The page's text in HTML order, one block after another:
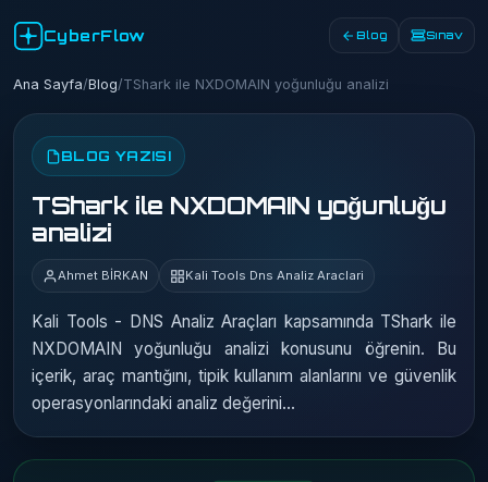
CyberFlow Blog Sınav
Ana Sayfa/Blog/TShark ile NXDOMAIN yoğunluğu analizi
BLOG YAZISI
TShark ile NXDOMAIN yoğunluğu
analizi
Ahmet BİRKAN Kali Tools Dns Analiz Araclari
Kali Tools - DNS Analiz Araçları kapsamında TShark ile
NXDOMAIN yoğunluğu analizi konusunu öğrenin. Bu
içerik, araç mantığını, tipik kullanım alanlarını ve güvenlik
operasyonlarındaki analiz değerini…